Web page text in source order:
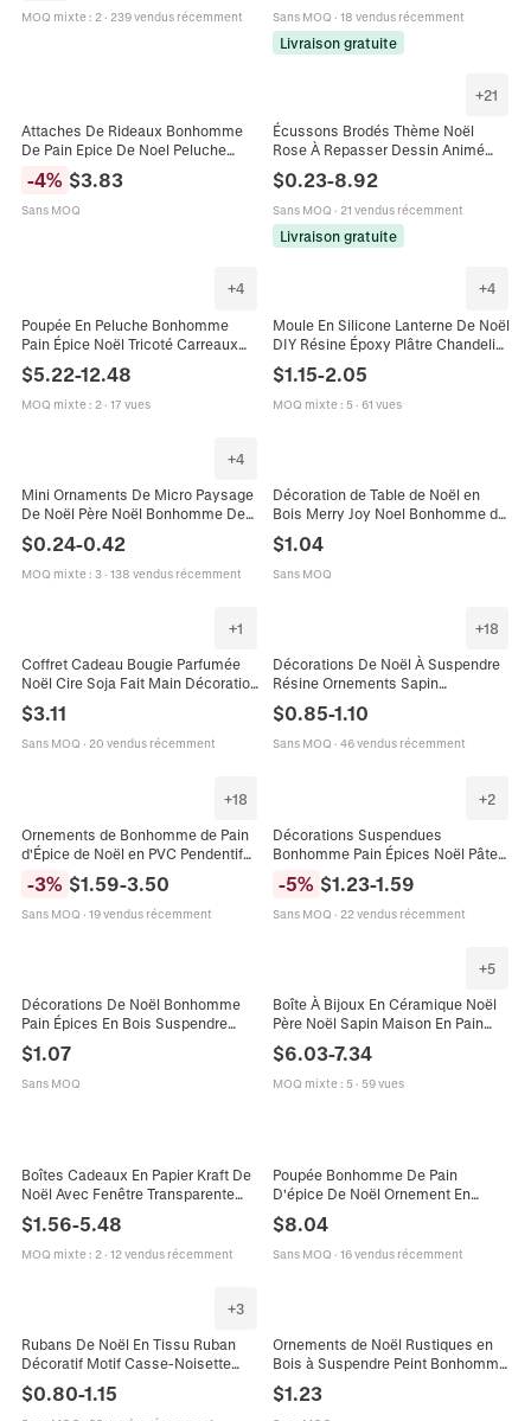
D'Épices Décoratif Rouge
MOQ mixte: 2· 239 vendus récemment
Maison Nouveauté
Sans MOQ · 18 vendus récemment
Livraison gratuite
Attaches De Rideaux Bonhomme
De Pain Epice De Noel Peluche
Sherpa Tissu Tricote Boucle
Decoration Maison
-4% $3.83
Sans MOQ
+21
Écussons Brodés Thème Noël
Rose À Repasser Dessin Animé
Bonhomme De Pain D Épice Renne
Bonhomme De Neige Pour
Vêtements Décoration DIY
$0.23-8.92
Sans MOQ · 21 vendus récemment
Livraison gratuite
+4
Poupée En Peluche Bonhomme
Pain Épice Noël Tricoté Carreaux
Télescopiques
$5.22-12.48
MOQ mixte: 2· 17 vues
+4
Moule En Silicone Lanterne De Noël
DIY Résine Époxy Plâtre Chandelier
D'Épices Cerf
$1.15-2.05
MOQ mixte: 5· 61 vues
+4
Mini Ornaments De Micro Paysage
De Noël Père Noël Bonhomme De
Neige Renne Bonhomme De Pain
D'épice En Résine Décor De
Bureau DIY
$0.24-0.42
MOQ mixte: 3· 138 vendus récemment
Décoration de Table de Noël en
Bois Merry Joy Noel Bonhomme de
Pain d'Épices Nain Décor pour
Maison Bureau Fête Bureau
$1.04
Sans MOQ
+1
Coffret Cadeau Bougie Parfumée
Noël Cire Soja Fait Main Décoration
Fête Bonhomme Pain Épice Forme
Arbre
$3.11
Sans MOQ · 20 vendus récemment
+18
Décorations De Noël À Suspendre
Résine Ornements Sapin
Bonhomme De Neige Bonhomme
De Pain D Épice Père Noël Traîneau
Cloche Style Vintage Avec Corde
$0.85-1.10
Sans MOQ · 46 vendus récemment
+18
Ornements de Bonhomme de Pain
d'Épice de Noël en PVC Pendentifs
de Noël Décorations
-3% $1.59-3.50
Sans MOQ · 19 vendus récemment
+2
Décorations Suspendues
Bonhomme Pain Épices Noël Pâte
Maison Fête Cadeau Enfant
-5% $1.23-1.59
Sans MOQ · 22 vendus récemment
Décorations De Noël Bonhomme
Pain Épices En Bois Suspendre
Arbre Jambes Longues Pendentif
Perles En Bois Fête
$1.07
Sans MOQ
+5
Boîte À Bijoux En Céramique Noël
Père Noël Sapin Maison En Pain
Épices Contenant Peint À Main
Charnière Décoration
$6.03-7.34
MOQ mixte: 5· 59 vues
Boîtes Cadeaux En Papier Kraft De
Noël Avec Fenêtre Transparente
Père Noël Bonhomme Neige Corde
Étiquettes
$1.56-5.48
MOQ mixte: 2· 12 vendus récemment
Poupée Bonhomme De Pain
D'épice De Noël Ornement En
Mignon Style Chef Père Noël Décor
$8.04
Sans MOQ · 16 vendus récemment
+3
Rubans De Noël En Tissu Ruban
Décoratif Motif Casse-Noisette
Pain Épice Emballage Cadeau Fête
Décoration Vacances
$0.80-1.15
Ornements de Noël Rustiques en
Bois à Suspendre Peint Bonhomme
de Pain d'Épices et Gnome
Pendentifs Festifs pour Décoration
$1.23